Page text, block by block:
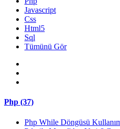
Javascript
Css
Html5
Sql
Tümünü Gör
Php (37)
Php While Döngüsü